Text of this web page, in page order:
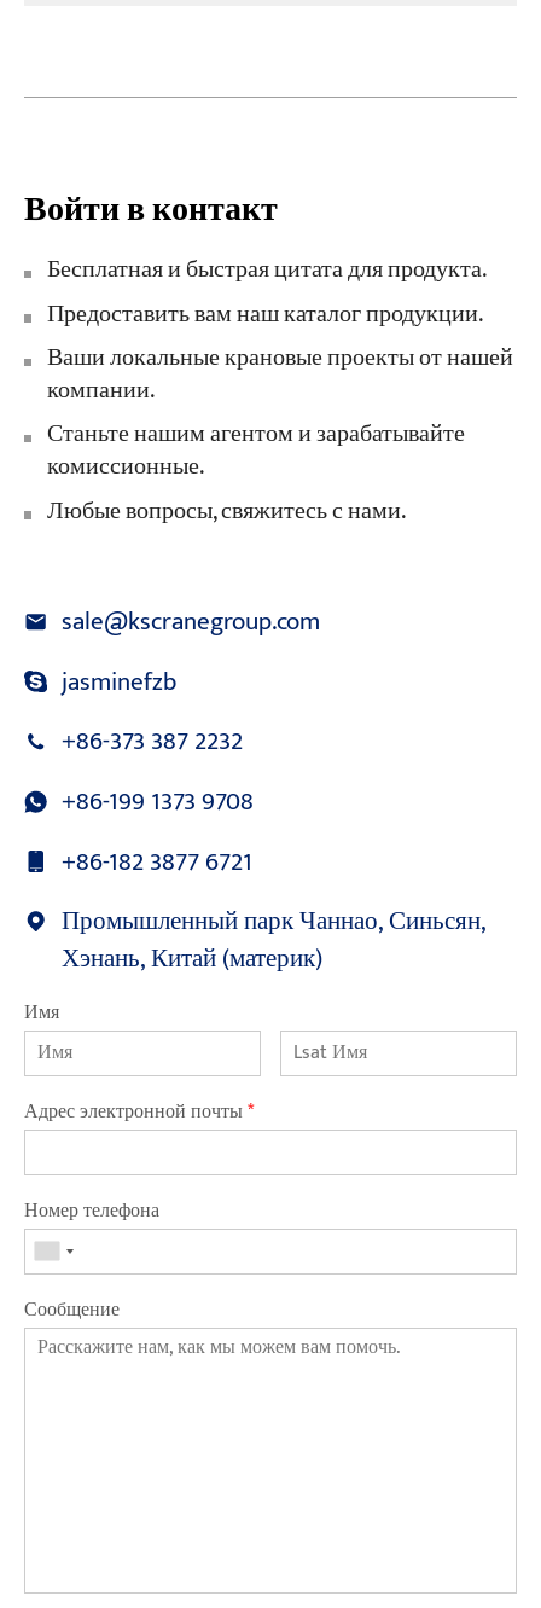
Войти в контакт
Бесплатная и быстрая цитата для продукта.
Предоставить вам наш каталог продукции.
Ваши локальные крановые проекты от нашей
компании.
Станьте нашим агентом и зарабатывайте
комиссионные.
Любые вопросы, свяжитесь с нами.
sale@kscranegroup.com
jasminefzb
+86-373 387 2232
+86-199 1373 9708
+86-182 3877 6721
Промышленный парк Чаннао, Синьсян,
Хэнань, Китай (материк)
Имя
Адрес электронной почты*
Номер телефона
Сообщение